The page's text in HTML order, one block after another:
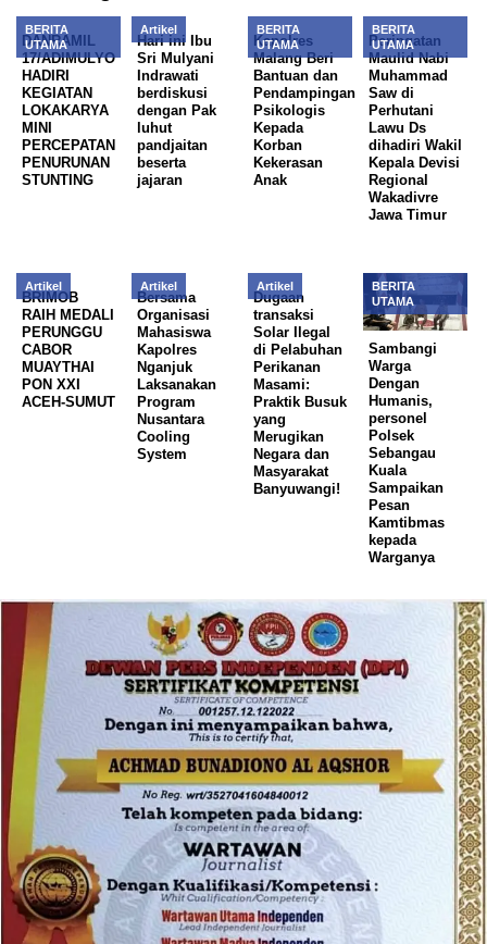
BERITA
UTAMA
DANRAMIL
17/ADIMULYO
HADIRI
KEGIATAN
LOKAKARYA
MINI
PERCEPATAN
PENURUNAN
STUNTING
Artikel
Hari ini Ibu
Sri Mulyani
Indrawati
berdiskusi
dengan Pak
luhut
pandjaitan
beserta
jajaran
BERITA
UTAMA
Kapolres
Malang Beri
Bantuan dan
Pendampingan
Psikologis
Kepada
Korban
Kekerasan
Anak
BERITA
UTAMA
Peringatan
Maulid Nabi
Muhammad
Saw di
Perhutani
Lawu Ds
dihadiri Wakil
Kepala Devisi
Regional
Wakadivre
Jawa Timur
Artikel
BRIMOB
RAIH MEDALI
PERUNGGU
CABOR
MUAYTHAI
PON XXI
ACEH-SUMUT
Artikel
Bersama
Organisasi
Mahasiswa
Kapolres
Nganjuk
Laksanakan
Program
Nusantara
Cooling
System
Artikel
Dugaan
transaksi
Solar Ilegal
di Pelabuhan
Perikanan
Masami:
Praktik Busuk
yang
Merugikan
Negara dan
Masyarakat
Banyuwangi!
BERITA
UTAMA
Sambangi
Warga
Dengan
Humanis,
personel
Polsek
Sebangau
Kuala
Sampaikan
Pesan
Kamtibmas
kepada
Warganya